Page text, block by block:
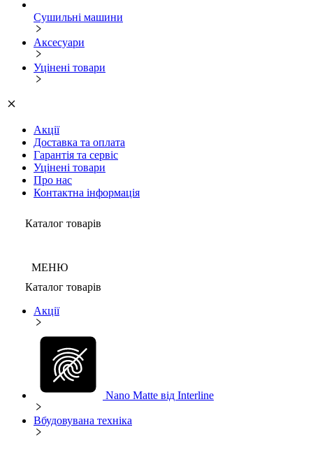
Сушильні машини
Аксесуари
Уцінені товари
Акції
Доставка та оплата
Гарантія та сервіс
Уцінені товари
Про нас
Контактна інформація
Каталог товарів
МЕНЮ
Каталог товарів
Акції
Nano Matte від Interline
Вбудовувана техніка